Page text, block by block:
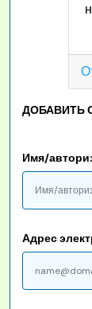
ДОБАВИТЬ
Имя/
Адрес